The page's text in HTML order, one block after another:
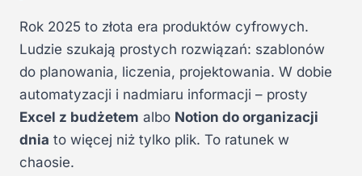
Rok 2025 to złota era produktów cyfrowych.
Ludzie szukają prostych rozwiązań: szablonów
do planowania, liczenia, projektowania. W dobie
automatyzacji i nadmiaru informacji – prosty
Excel z budżetem albo Notion do organizacji
dnia to więcej niż tylko plik. To ratunek w
chaosie.